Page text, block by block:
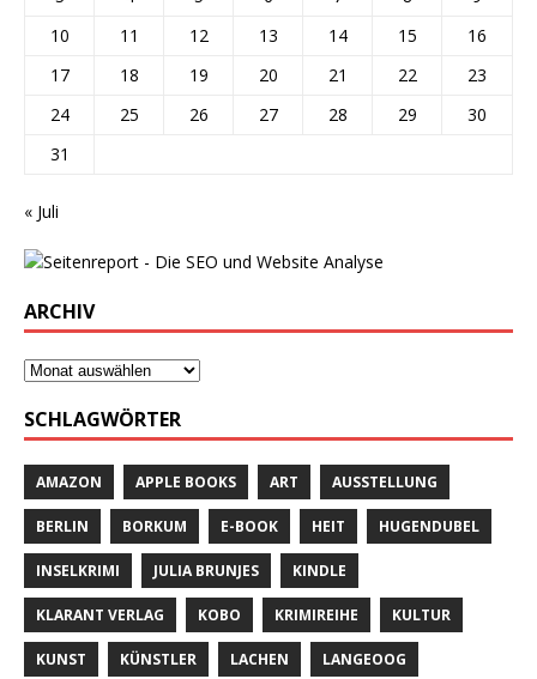
10
11 12 13 14 15
16
17
18 19 20 21 22
23
24
25 26 27 28 29
30
31
« Juli
ARCHIV
SCHLAGWÖRTER
AMAZON APPLE BOOKS ART AUSSTELLUNG
BERLIN BORKUM E-BOOK HEIT HUGENDUBEL
INSELKRIMI JULIA BRUNJES KINDLE
KLARANT VERLAG KOBO KRIMIREIHE KULTUR
KUNST KÜNSTLER LACHEN LANGEOOG